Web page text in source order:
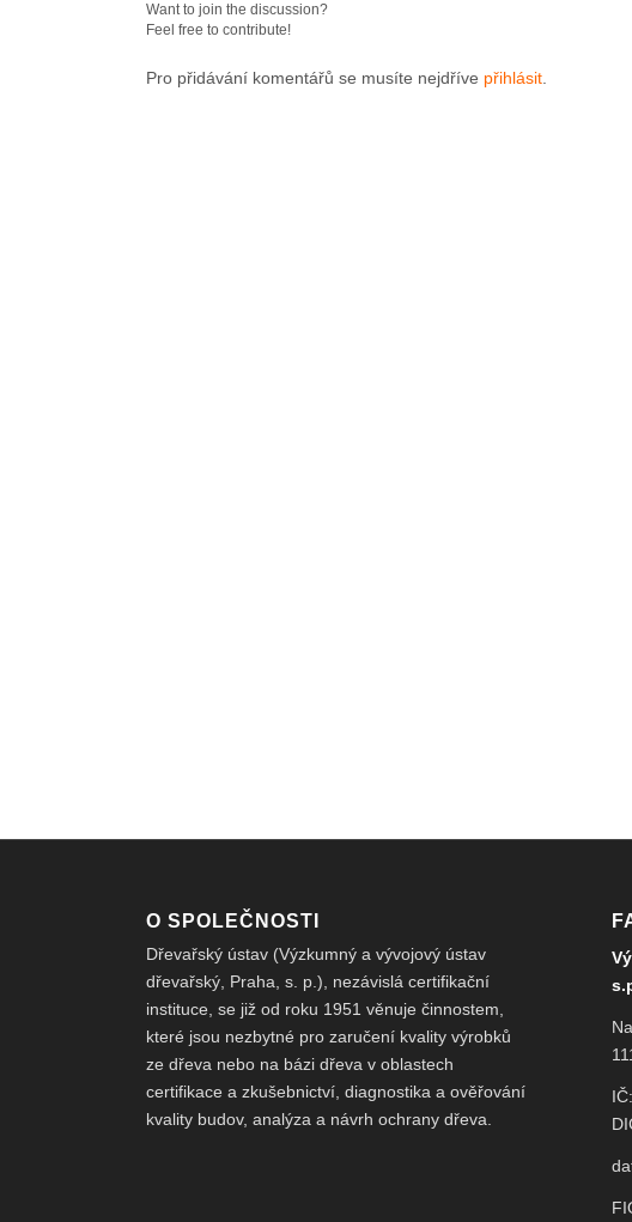
Want to join the discussion?
Feel free to contribute!
Pro přidávání komentářů se musíte nejdříve přihlásit.
O SPOLEČNOSTI
Dřevařský ústav (Výzkumný a vývojový ústav
dřevařský, Praha, s. p.), nezávislá certifikační
instituce, se již od roku 1951 věnuje činnostem,
které jsou nezbytné pro zaručení kvality výrobků
ze dřeva nebo na bázi dřeva v oblastech
certifikace a zkušebnictví, diagnostika a ověřování
kvality budov, analýza a návrh ochrany dřeva.